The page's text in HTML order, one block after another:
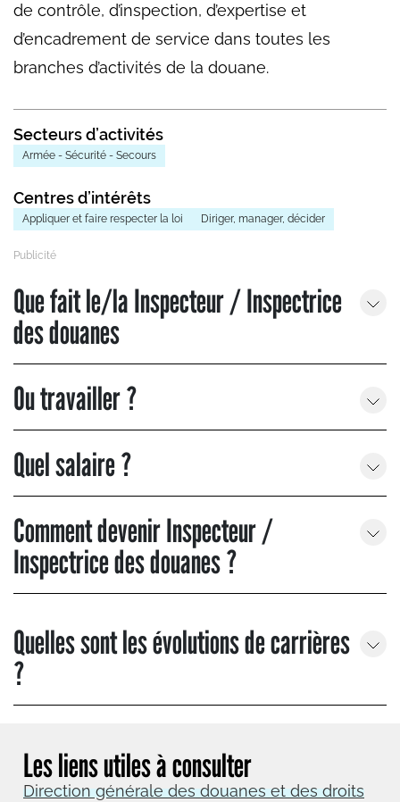
de contrôle, d’inspection, d’expertise et
d’encadrement de service dans toutes les
branches d’activités de la douane.
Secteurs d’activités
Armée - Sécurité - Secours
Centres d’intérêts
Appliquer et faire respecter la loi Diriger, manager, décider
Que fait le/la Inspecteur / Inspectrice
des douanes
Ou travailler ?
Quel salaire ?
Comment devenir Inspecteur /
Inspectrice des douanes ?
Quelles sont les évolutions de carrières
?
Les liens utiles à consulter
Direction générale des douanes et des droits